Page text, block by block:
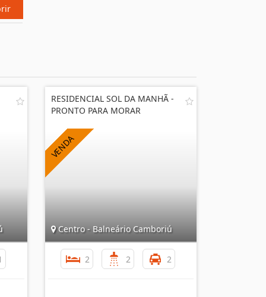
RESIDENCIAL SOL DA MANHÃ -
PRONTO PARA MORAR
Centro - Balneário Camboriú
2 2 2